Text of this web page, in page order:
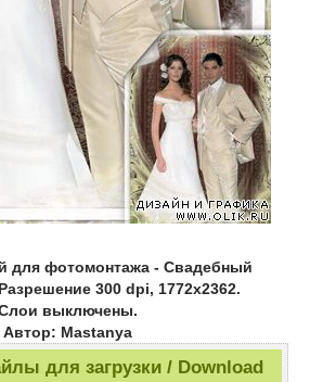
для фотомонтажа - Свадебный
300 dpi, 1772x2362.
выключены.
Автор: Mastanya
для загрузки / Download